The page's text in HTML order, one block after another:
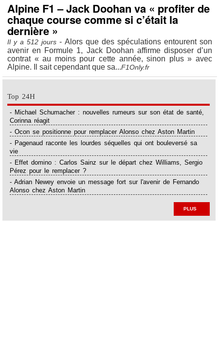
Alpine F1 – Jack Doohan va « profiter de
chaque course comme si c’était la
dernière »
Il y a 512 jours - Alors que des spéculations entourent son
avenir en Formule 1, Jack Doohan affirme disposer d’un
contrat « au moins pour cette année, sinon plus » avec
Alpine. Il sait cependant que sa...F1Only.fr
Top 24H
- Michael Schumacher : nouvelles rumeurs sur son état de santé,
Corinna réagit
- Ocon se positionne pour remplacer Alonso chez Aston Martin
- Pagenaud raconte les lourdes séquelles qui ont bouleversé sa
vie
- Effet domino : Carlos Sainz sur le départ chez Williams, Sergio
Pérez pour le remplacer ?
- Adrian Newey envoie un message fort sur l'avenir de Fernando
Alonso chez Aston Martin
PLUS